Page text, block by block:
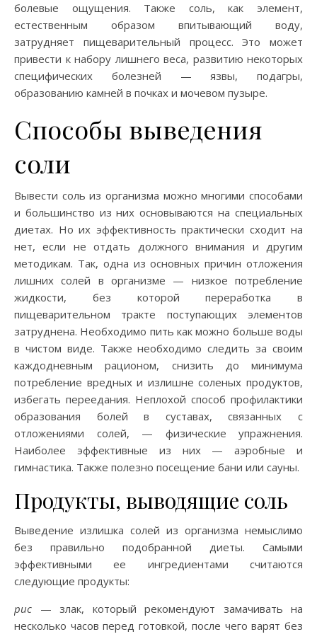
болевые ощущения. Также соль, как элемент,
естественным образом впитывающий воду,
затрудняет пищеварительный процесс. Это может
привести к набору лишнего веса, развитию некоторых
специфических болезней — язвы, подагры,
образованию камней в почках и мочевом пузыре.
Способы выведения
соли
Вывести соль из организма можно многими способами
и большинство из них основываются на специальных
диетах. Но их эффективность практически сходит на
нет, если не отдать должного внимания и другим
методикам. Так, одна из основных причин отложения
лишних солей в организме — низкое потребление
жидкости, без которой переработка в
пищеварительном тракте поступающих элементов
затруднена. Необходимо пить как можно больше воды
в чистом виде. Также необходимо следить за своим
каждодневным рационом, снизить до минимума
потребление вредных и излишне соленых продуктов,
избегать переедания. Неплохой способ профилактики
образования болей в суставах, связанных с
отложениями солей, — физические упражнения.
Наиболее эффективные из них — аэробные и
гимнастика. Также полезно посещение бани или сауны.
Продукты, выводящие соль
Выведение излишка солей из организма немыслимо
без правильно подобранной диеты. Самыми
эффективными ее ингредиентами считаются
следующие продукты:
рис — злак, который рекомендуют замачивать на
несколько часов перед готовкой, после чего варят без